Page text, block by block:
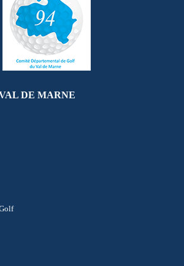
DE MARNE